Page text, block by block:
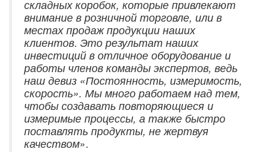
складных коробок, которые привлекают
внимание в розничной торговле, или в
местах продаж продукции наших
клиентов. Это результат наших
инвестиций в отличное оборудование и
работы членов команды экспертов, ведь
наш девиз «Постоянность, измеримость,
скорость». Мы много работаем над тем,
чтобы создавать повторяющиеся и
измеримые процессы, а также быстро
поставлять продукты, не жертвуя
качеством».